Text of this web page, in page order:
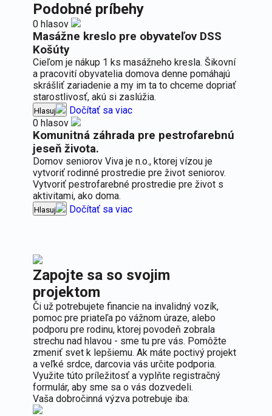
Podobné príbehy
0 hlasov
Masážne kreslo pre obyvateľov DSS
Košúty
Cieľom je nákup 1 ks masážneho kresla. Šikovní
a pracovití obyvatelia domova denne pomáhajú
skrášliť zariadenie a my im ta to chceme dopriať
starostlivosť, akú si zaslúžia.
Hlasuj
Dočítať sa viac
0 hlasov
Komunitná záhrada pre pestrofarebnú
jeseň života.
Domov seniorov Viva je n.o., ktorej vízou je
vytvoriť rodinné prostredie pre život seniorov.
Vytvoriť pestrofarebné prostredie pre život s
aktivitami, ako doma.
Hlasuj Dočítať sa viac
Zapojte sa so svojim
projektom
Či už potrebujete financie na invalidný vozík,
pomoc pre priateľa po vážnom úraze, alebo
podporu pre rodinu, ktorej povodeň zobrala
strechu nad hlavou - sme tu pre vás. Pomôžte
zmeniť svet k lepšiemu. Ak máte poctivý projekt
a veľké srdce, darcovia vás určite podporia.
Využite túto príležitosť a vyplňte registračný
formulár, aby sme sa o vás dozvedeli.
Vaša dobročinná výzva potrebuje iba: